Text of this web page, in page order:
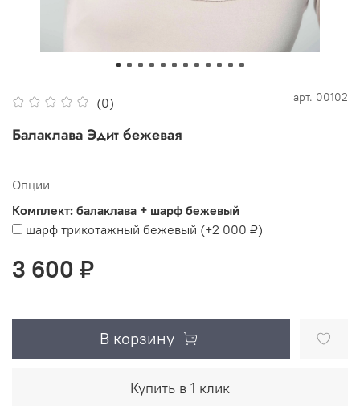
(0) арт. 00102
Балаклава Эдит бежевая
Опции
Комплект: балаклава + шарф бежевый
шарф трикотажный бежевый (+2 000 ₽)
3 600 ₽
В корзину
Купить в 1 клик